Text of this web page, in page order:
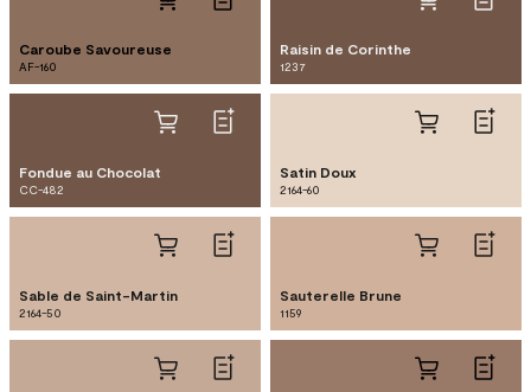
Caroube Savoureuse
AF-160
Raisin de Corinthe
1237
Fondue au Chocolat
CC-482
Satin Doux
2164-60
Sable de Saint-Martin
2164-50
Sauterelle Brune
1159